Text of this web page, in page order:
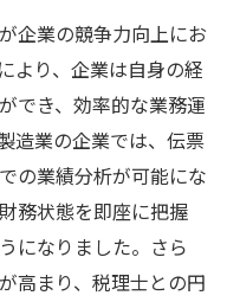
企業の競争力向上にお
より、企業は自身の経
でき、効率的な業務運
造業の企業では、伝票
の業績分析が可能にな
務状態を即座に把握
になりました。さら
高まり、税理士との円